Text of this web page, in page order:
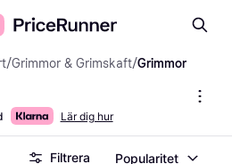
/Grimmor & Grimskaft/Grimmor
Lär dig hur
Filtrera Popularitet